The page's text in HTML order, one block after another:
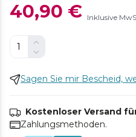
40,90 € Inklusive
Sagen Sie mir Bescheid,
Kostenloser Versand
Zahlungsmethoden.